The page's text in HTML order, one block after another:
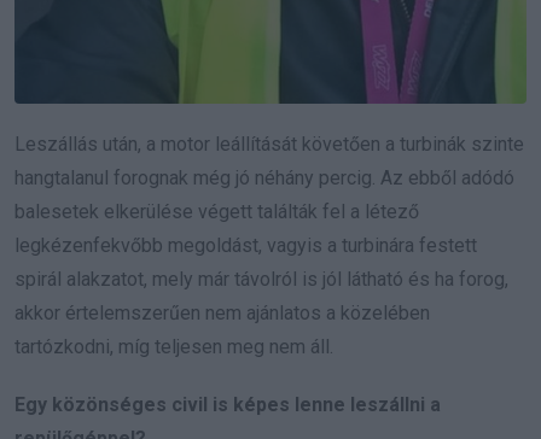
Leszállás után, a motor leállítását követően a turbinák szinte
hangtalanul forognak még jó néhány percig. Az ebből adódó
balesetek elkerülése végett találták fel a létező
legkézenfekvőbb megoldást, vagyis a turbinára festett
spirál alakzatot, mely már távolról is jól látható és ha forog,
akkor értelemszerűen nem ajánlatos a közelében
tartózkodni, míg teljesen meg nem áll.
Egy közönséges civil is képes lenne leszállni a